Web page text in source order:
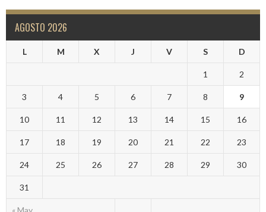
AGOSTO 2026
L M X J V S D
« May
1 2
3 4 5 6 7 8 9
10 11 12 13 14 15 16
17 18 19 20 21 22 23
24 25 26 27 28 29 30
31